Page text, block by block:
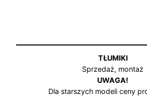
TŁUMIKI
Sprzedaż, montaż
UWAGA!
Dla starszych modeli ceny